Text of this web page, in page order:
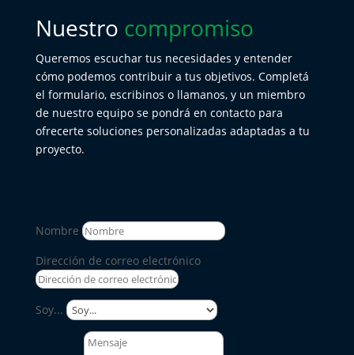
Nuestro compromiso
Queremos escuchar tus necesidades y entender
cómo podemos contribuir a tus objetivos. Completá
el formulario, escribinos o llamanos, y un miembro
de nuestro equipo se pondrá en contacto para
ofrecerte soluciones personalizadas adaptadas a tu
proyecto.
Nombre
Dirección de correo electrónico
Soy...